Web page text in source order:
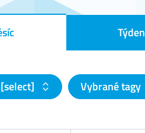
Týden
Vybrané tagy